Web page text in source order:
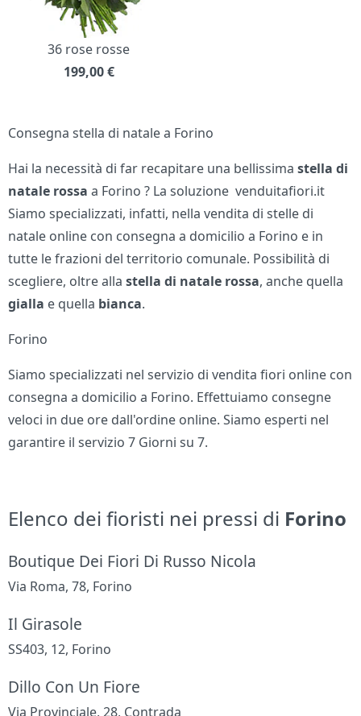
36 rose rosse
199,00 €
Consegna stella di natale a Forino
Hai la necessità di far recapitare una bellissimastella di
natale rossa a Forino ? La soluzione venduitafiori.it
Siamo specializzati, infatti, nella vendita di stelle di
natale online con consegna a domicilio a Forino e in
tutte le frazioni del territorio comunale. Possibilità di
scegliere, oltre allastella di natale rossa, anche quella
gialla e quella bianca.
Forino
Siamo specializzati nel servizio di vendita fiori online con
consegna a domicilio a Forino. Effettuiamo consegne
veloci in due ore dall'ordine online. Siamo esperti nel
garantire il servizio 7 Giorni su 7.
Elenco dei fioristi nei pressi di Forino
Boutique Dei Fiori Di Russo Nicola
Via Roma, 78, Forino
Il Girasole
SS403, 12, Forino
Dillo Con Un Fiore
Via Provinciale, 28, Contrada